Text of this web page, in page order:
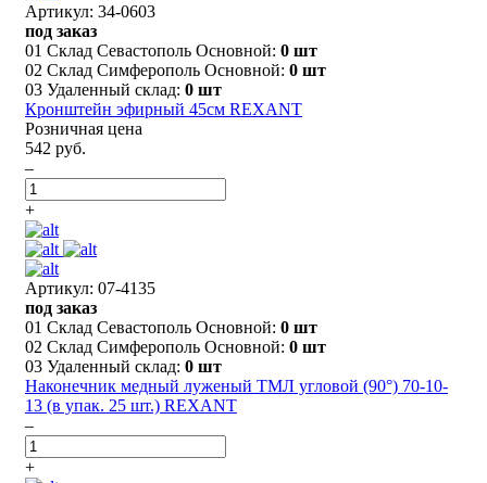
Артикул: 34-0603
под заказ
01 Склад Севастополь Основной: 0 шт
02 Склад Симферополь Основной: 0 шт
03 Удаленный склад: 0 шт
Кронштейн эфирный 45см REXANT
Розничная цена
542 руб.
–
+
Артикул: 07-4135
под заказ
01 Склад Севастополь Основной: 0 шт
02 Склад Симферополь Основной: 0 шт
03 Удаленный склад: 0 шт
Наконечник медный луженый ТМЛ угловой (90°) 70-10-
13 (в упак. 25 шт.) REXANT
–
+